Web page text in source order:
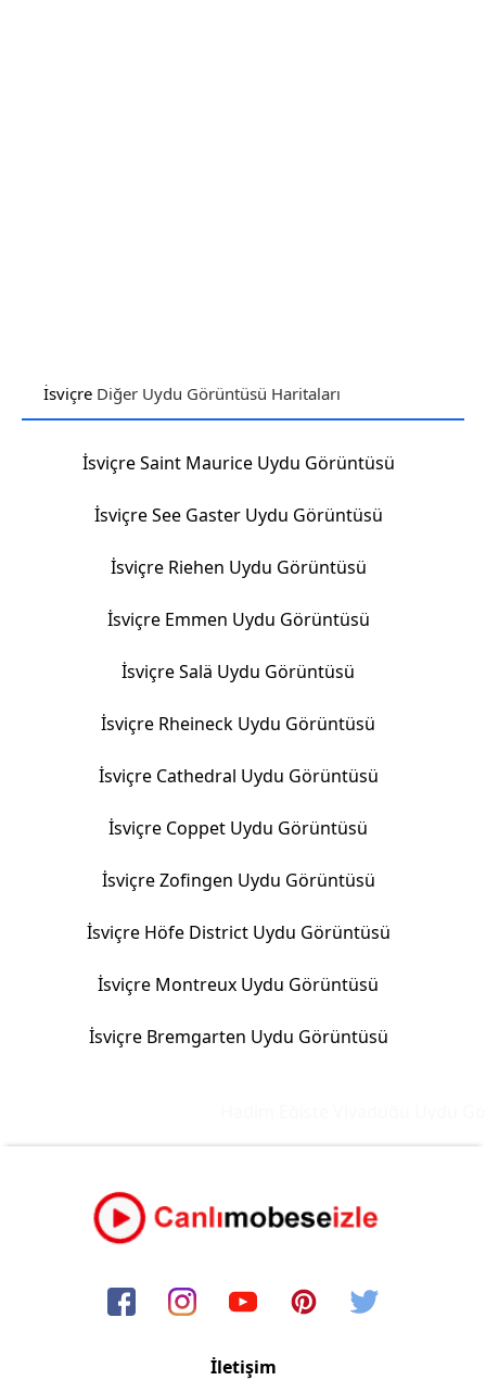
İsviçre Diğer Uydu Görüntüsü Haritaları
İsviçre Saint Maurice Uydu Görüntüsü
İsviçre See Gaster Uydu Görüntüsü
İsviçre Riehen Uydu Görüntüsü
İsviçre Emmen Uydu Görüntüsü
İsviçre Salä Uydu Görüntüsü
İsviçre Rheineck Uydu Görüntüsü
İsviçre Cathedral Uydu Görüntüsü
İsviçre Coppet Uydu Görüntüsü
İsviçre Zofingen Uydu Görüntüsü
İsviçre Höfe District Uydu Görüntüsü
İsviçre Montreux Uydu Görüntüsü
İsviçre Bremgarten Uydu Görüntüsü
İletişim